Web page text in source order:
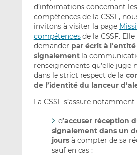
d’informations concernant
compétences de la CSSF,
invitons à visiter la page
compétencesde la CSSF. Elle
demander par écrit à
signalementla
renseignements qu’elle juge
dans le strict respect de la
de l’identité du lanceur
La CSSF s’assure notamment :
d’accuser réception
signalement dans un
joursà compter de sa
sauf en cas :